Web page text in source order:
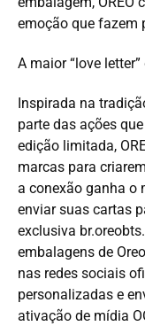
emoção que fazem
A maior “love
Inspirada na
parte das ações
edição limitada,
marcas para
a conexão ganha o
enviar suas cartas
exclusiva
embalagens de
nas redes sociais
personalizadas e
ativação de mídia